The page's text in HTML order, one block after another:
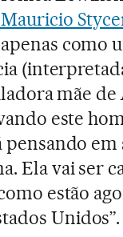
como
mãe de
este
pensando
Ela vai ser
estão
Unidos”.